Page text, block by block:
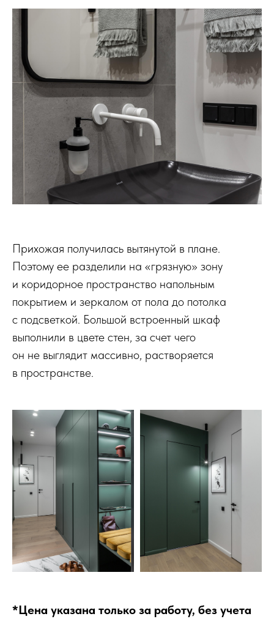
Прихожая получилась вытянутой в плане.
Поэтому ее разделили на «грязную» зону
и коридорное пространство напольным
покрытием и зеркалом от пола до потолка
с подсветкой. Большой встроенный шкаф
выполнили в цвете стен, за счет чего
он не выглядит массивно, растворяется
в пространстве.
*Цена указана только за работу, без учета